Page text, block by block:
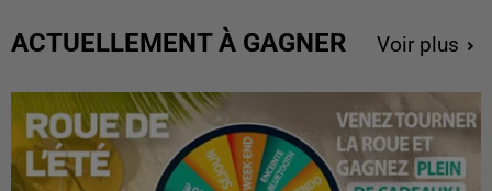
ACTUELLEMENT À GAGNER Voir plus